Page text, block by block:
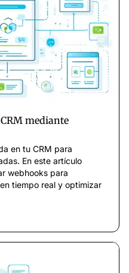
mediante
en tu CRM para
En este artículo
webhooks para
tiempo real y optimizar